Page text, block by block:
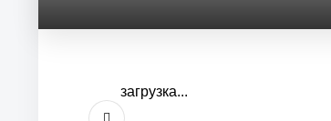
загрузка...